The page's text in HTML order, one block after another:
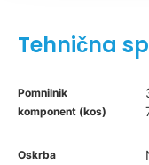
Tehnična
Pomnilnik
komponent (kos)
Oskrba